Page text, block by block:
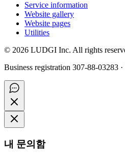
Service information
Website gallery
Website pages
Utilities
© 2026 LUDGI Inc. All rights
Business registration 307-88-03283
내 문의함